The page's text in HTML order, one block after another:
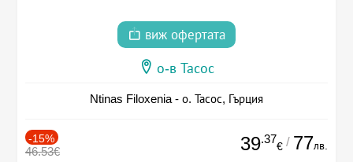
виж офертата
о-в Тасос
Ntinas Filoxenia - о. Тасос, Гърция
-15%
46.53€ 39.37
€ / 77лв.